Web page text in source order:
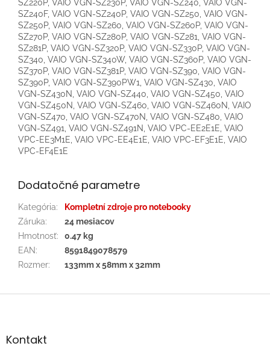
Dodatočné parametre
Kategória:
Kompletní zdroje pro notebooky
Záruka:
24 mesiacov
Hmotnosť:
0.47 kg
EAN:
8591849078579
Rozmer: 133mm x 58mm x 32mm
Z
äKontakt